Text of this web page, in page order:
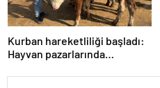
Kurban hareketliliği başladı:
Hayvan pazarlarında